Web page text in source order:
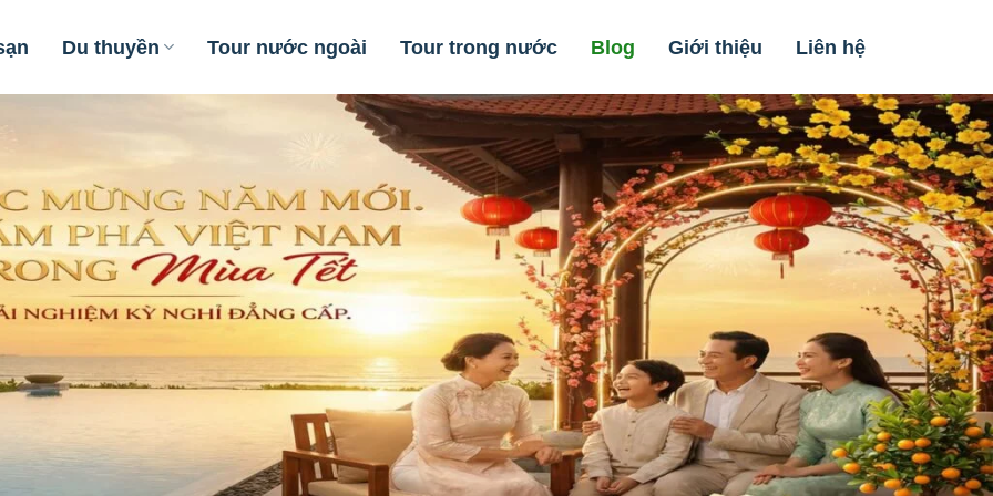
Du thuyền Tour nước ngoài Tour trong nước Blog Giới thiệu Liên hệ